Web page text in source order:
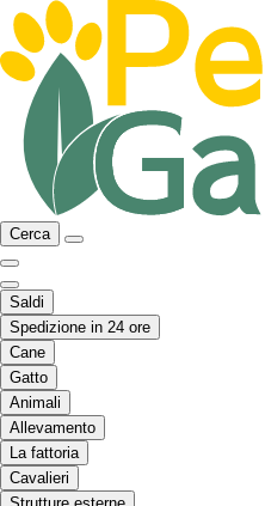
Cerca
Saldi
Spedizione in 24 ore
Cane
Gatto
Animali
Allevamento
La fattoria
Cavalieri